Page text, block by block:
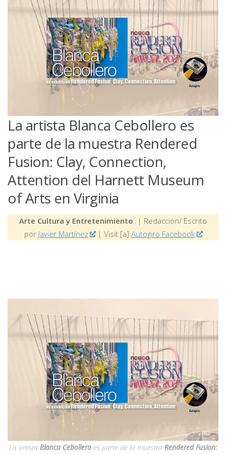
La artista Blanca Cebollero es
parte de la muestra Rendered
Fusion: Clay, Connection,
Attention del Harnett Museum
of Arts en Virginia
Arte Cultura y Entretenimiento | Redacción/ Escrito
por Javier Martínez | Visit [a] Autogiro Facebook
La artista Blanca Cebollero es parte de la muestra Rendered Fusion: